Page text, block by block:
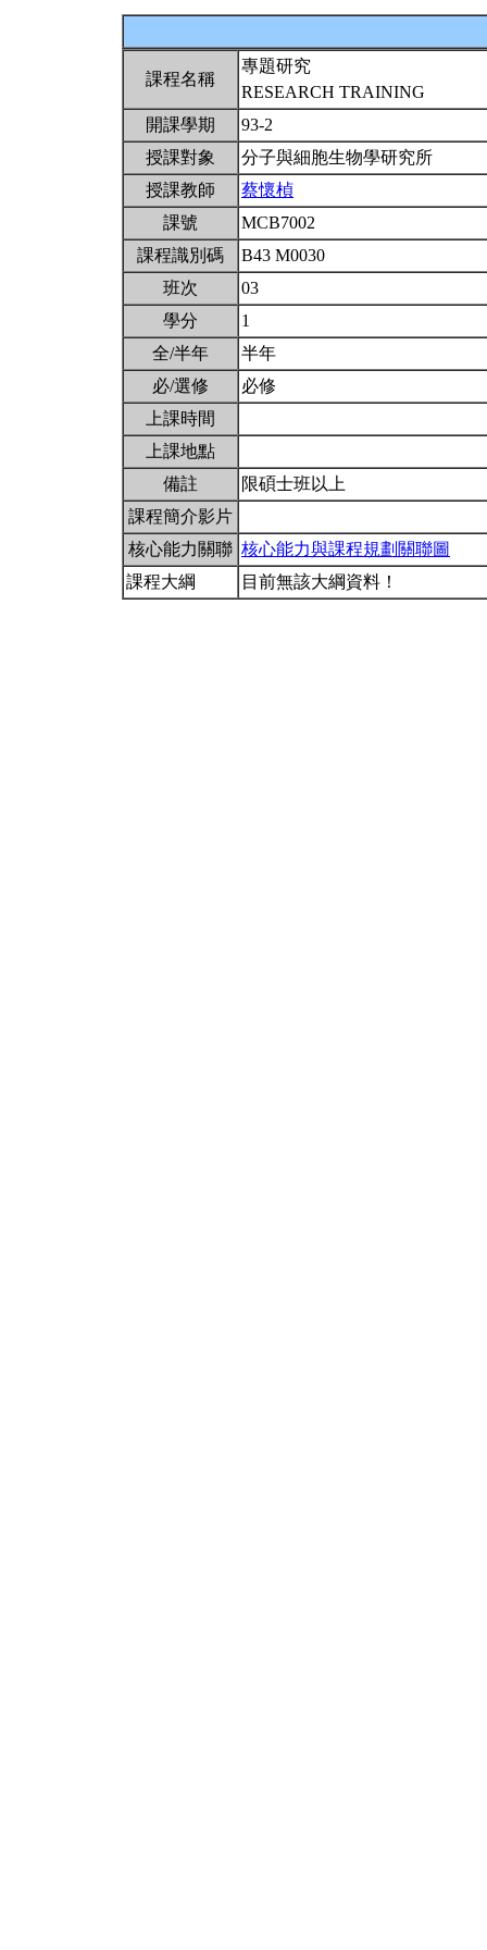
課程名稱
專題研究
RESEARCH TRAINING
開課學期
93-2
授課對象
分子與細胞生物學研究所
授課教師
蔡懷楨
課號
MCB7002
課程識別碼
B43 M0030
班次
03
學分
1
全/半年
半年
必/選修
必修
上課時間
上課地點
備註
限碩士班以上
課程簡介影片
核心能力關聯 核心能力與課程規劃關聯圖
課程大綱
目前無該大綱資料！